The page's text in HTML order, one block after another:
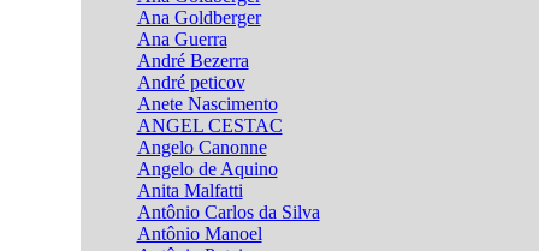
Ana Goldberger
Ana Guerra
André Bezerra
André peticov
Anete Nascimento
ANGEL CESTAC
Angelo Canonne
Angelo de Aquino
Anita Malfatti
Antônio Carlos da Silva
Antônio Manoel